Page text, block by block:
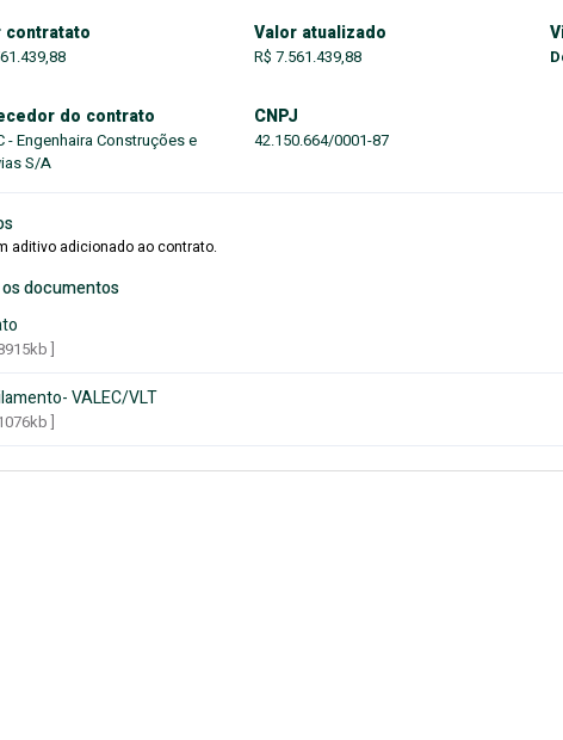
contratato Valor atualizado
R$ 7.561.439,88
do contrato
- Engenhaira Construções e
S/A
CNPJ
42.150.664/0001-87
aditivo adicionado ao contrato.
documentos
]
VALEC/VLT
]